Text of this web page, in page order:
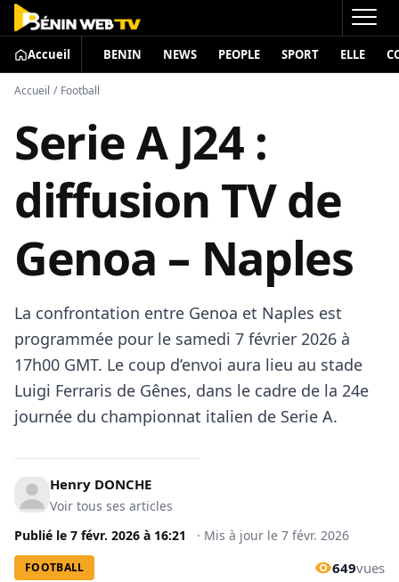
Accueil BENIN NEWS PEOPLE SPORT ELLE
Accueil / Football
Serie A J24 :
diffusion TV de
Genoa – Naples
La confrontation entre Genoa et Naples est
programmée pour le samedi 7 février 2026 à
17h00 GMT. Le coup d’envoi aura lieu au stade
Luigi Ferraris de Gênes, dans le cadre de la 24e
journée du championnat italien de Serie A.
Henry DONCHE
Voir tous ses articles
Publié le 7 févr. 2026 à 16:21 · Mis à jour le 7 févr. 2026
FOOTBALL 649vues